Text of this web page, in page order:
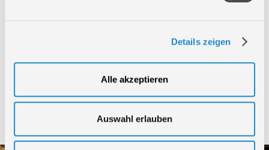
Details zeigen
Alle akzeptieren
Auswahl erlauben
Tochterunternehmen:
Güde Österreich - GÜDE GmbH & Co. KG
Güde Tschechien - Güde CZECH s.r.o.
Güde Ungarn - Güde Hungary Kft.
Güde Slowakei mit Produktion - Güde Slovakia s.r.o.